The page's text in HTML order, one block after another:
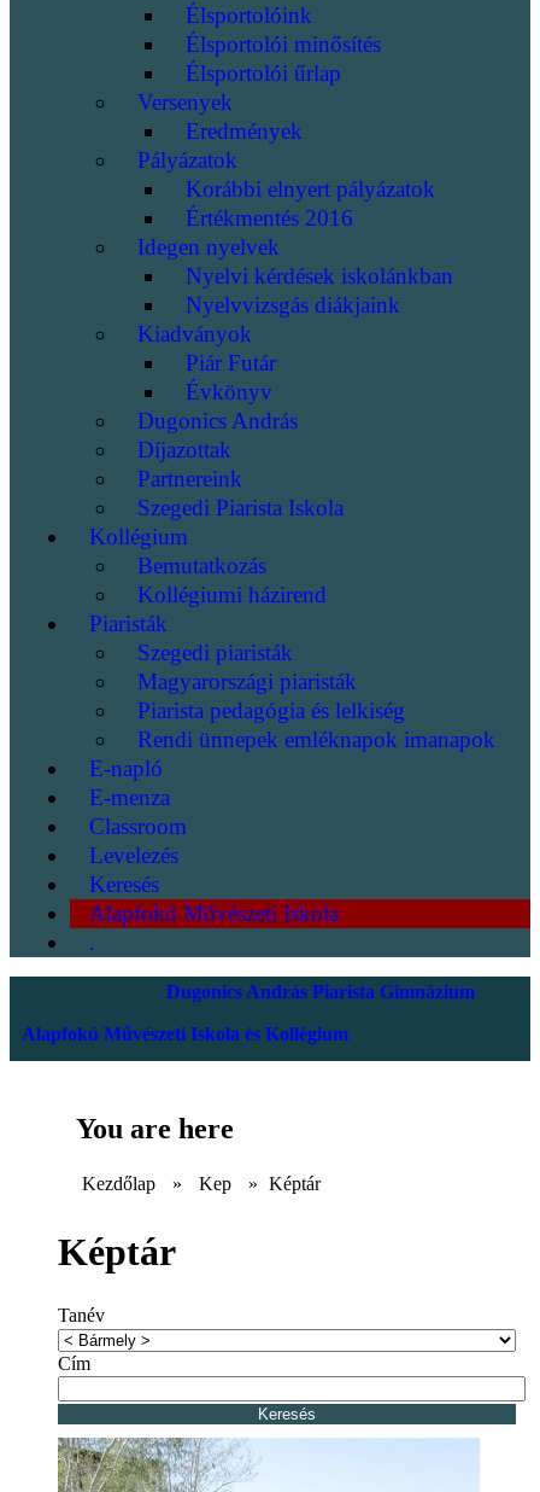
Élsportolóink
Élsportolói minősítés
Élsportolói űrlap
Versenyek
Eredmények
Pályázatok
Korábbi elnyert pályázatok
Értékmentés 2016
Idegen nyelvek
Nyelvi kérdések iskolánkban
Nyelvvizsgás diákjaink
Kiadványok
Piár Futár
Évkönyv
Dugonics András
Díjazottak
Partnereink
Szegedi Piarista Iskola
Kollégium
Bemutatkozás
Kollégiumi házirend
Piaristák
Szegedi piaristák
Magyarországi piaristák
Piarista pedagógia és lelkiség
Rendi ünnepek emléknapok imanapok
E-napló
E-menza
Classroom
Levelezés
Keresés
Alapfokú Művészeti Iskola
.
Dugonics András Piarista Gimnázium
Alapfokú Művészeti Iskola és Kollégium
You are here
Kezdőlap » Kep » Képtár
Képtár
Tanév
Cím